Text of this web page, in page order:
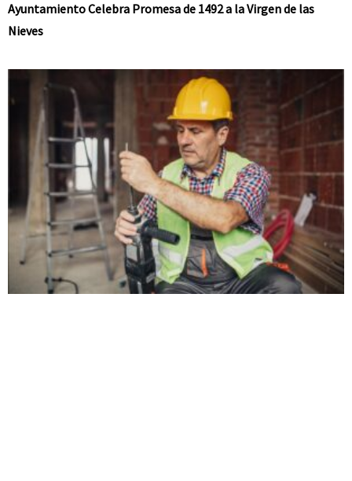
Ayuntamiento Celebra Promesa de 1492 a la Virgen de las
Nieves